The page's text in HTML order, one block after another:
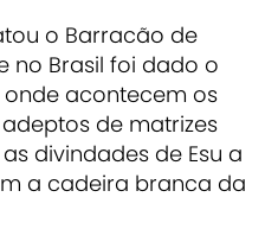
o Barracão de
no Brasil foi dado o
acontecem os
de matrizes
divindades de Esu a
a cadeira branca da